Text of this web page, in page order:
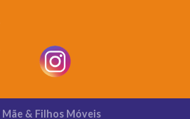
Mãe & Filhos Móveis